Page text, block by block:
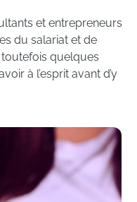
et entrepreneurs
du salariat et de
quelques
à l’esprit avant d’y